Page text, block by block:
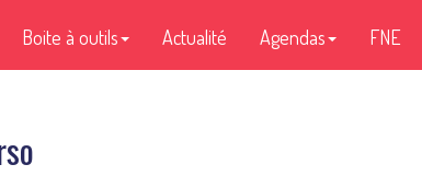
Boite à outils Actualité Agendas FNE